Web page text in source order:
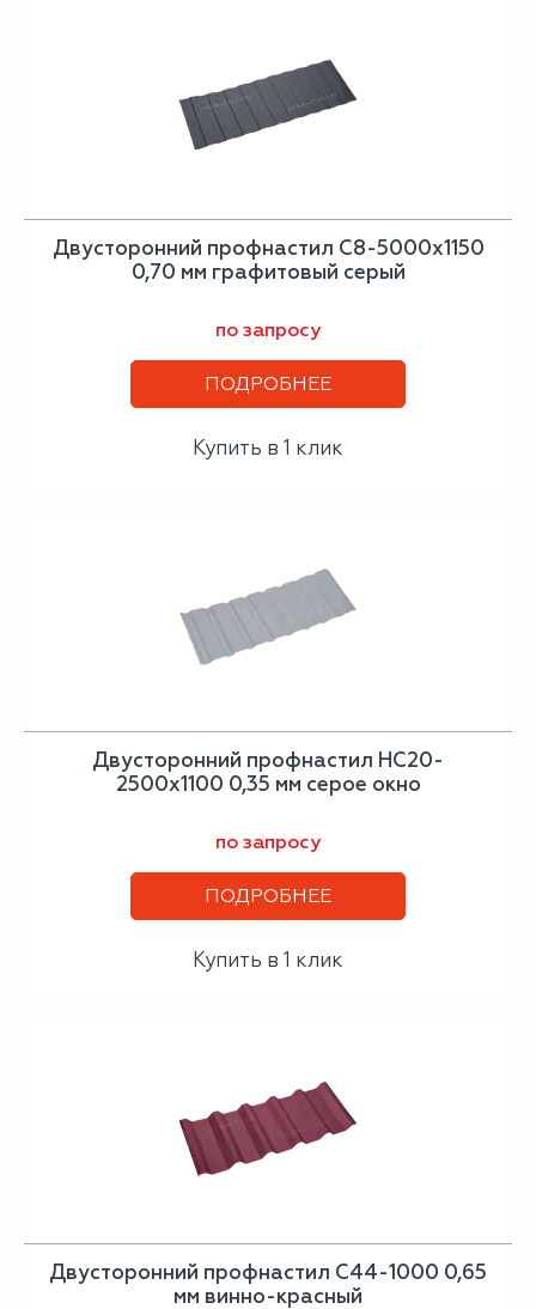
Двусторонний профнастил С8-5000х1150
0,70 мм графитовый серый
по запросу
ПОДРОБНЕЕ
Купить в 1 клик
Двусторонний профнастил НС20-
2500х1100 0,35 мм серое окно
по запросу
ПОДРОБНЕЕ
Купить в 1 клик
Двусторонний профнастил С44-1000 0,65
мм винно-красный